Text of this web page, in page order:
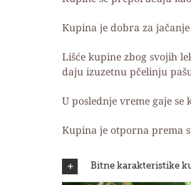
Kupina je dobra za
Lišće kupine zbog svojih
daju izuzetnu pčelinju
U poslednje vreme gaje
Kupina je otporna prema
Bitne karakteristike